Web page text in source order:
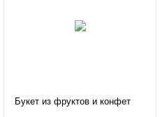
Букет из фруктов и конфет